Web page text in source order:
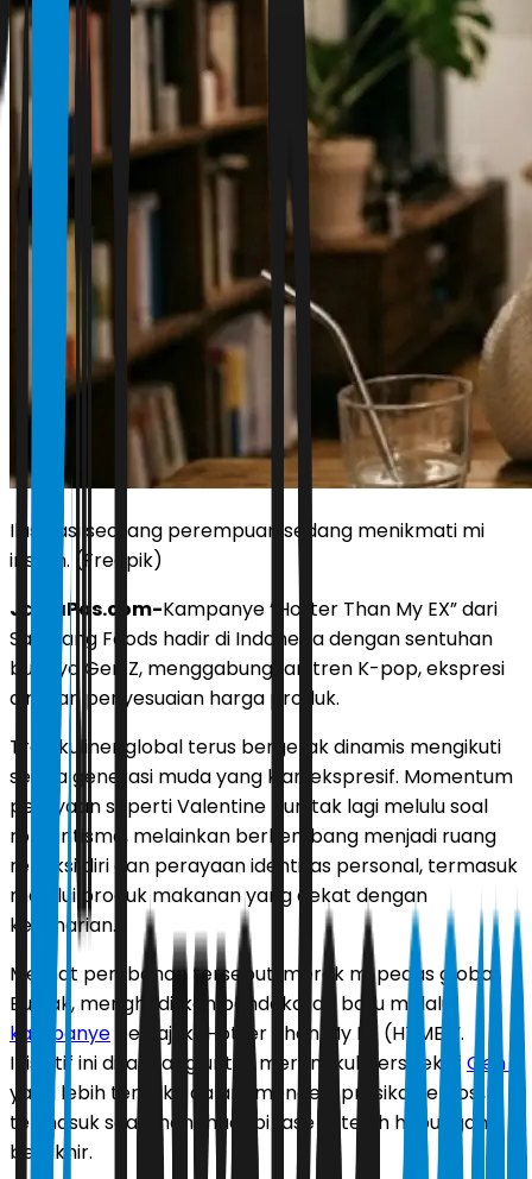
Ilustrasi seorang perempuan sedang menikmati mi
instan. (Freepik)
JawaPos.com-Kampanye “Hotter Than My EX” dari
Samyang Foods hadir di Indonesia dengan sentuhan
budaya Gen Z, menggabungkan tren K-pop, ekspresi
diri, dan penyesuaian harga produk.
Tren kuliner global terus bergerak dinamis mengikuti
selera generasi muda yang kian ekspresif. Momentum
perayaan seperti Valentine pun tak lagi melulu soal
romantisme, melainkan berkembang menjadi ruang
refleksi diri dan perayaan identitas personal, termasuk
melalui produk makanan yang dekat dengan
keseharian.
Melihat perubahan tersebut, merek mi pedas global,
Buldak, menghadirkan pendekatan baru melalui
kampanye bertajuk “Hotter Than My EX (HTME)”.
Inisiatif ini dirancang untuk merangkul perspektifGen Z
yang lebih terbuka dalam mengekspresikan emosi,
termasuk saat menghadapi fase setelah hubungan
berakhir.